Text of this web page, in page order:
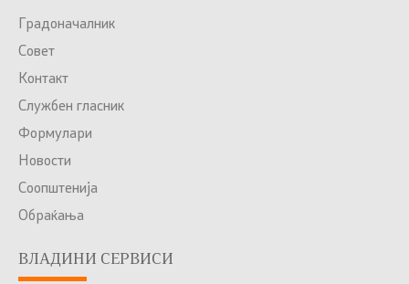
Градоначалник
Совет
Контакт
Службен гласник
Формулари
Новости
Соопштенија
Обраќања
ВЛАДИНИ СЕРВИСИ